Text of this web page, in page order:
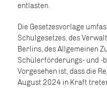
entlasten.
Die Gesetzesvorlage
Schulgesetzes, des
Berlins, des Allgemeinen
Schülerförderungs- und -
Vorgesehen ist, dass die
August 2024 in Kraft